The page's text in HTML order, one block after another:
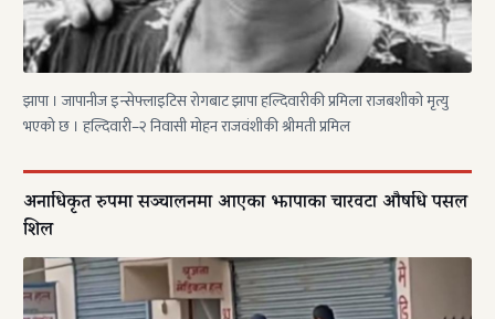
झापा । जापानीज इन्सेफ्लाइटिस रोगबाट झापा हल्दिवारीकी प्रमिला राजबशीकाे मृत्यु
भएको छ । हल्दिवारी–२ निवासी मोहन राजवंशीकी श्रीमती प्रमिल
अनाधिकृत रुपमा सञ्चालनमा आएका झापाका चारवटा औषधि पसल
शिल